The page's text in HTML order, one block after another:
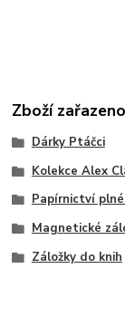
Zboží
Dárky Ptáčci
Kolekce Alex
Papírnictví
Magnetické
Záložky do knih